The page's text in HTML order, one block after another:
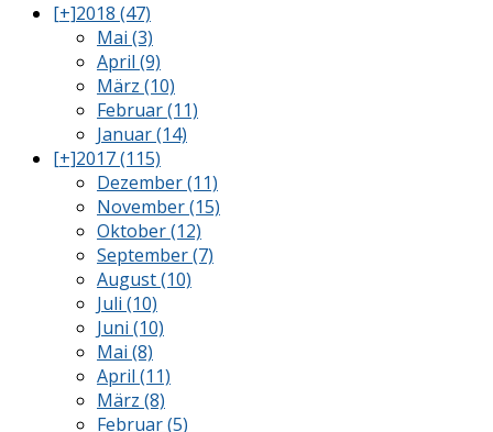
[+]2018 (47)
Mai (3)
April (9)
März (10)
Februar (11)
Januar (14)
[+]2017 (115)
Dezember (11)
November (15)
Oktober (12)
September (7)
August (10)
Juli (10)
Juni (10)
Mai (8)
April (11)
März (8)
Februar (5)